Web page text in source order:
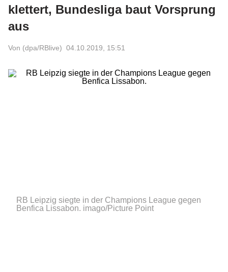
klettert, Bundesliga baut Vorsprung
aus
Von (dpa/RBlive) 04.10.2019, 15:51
RB Leipzig siegte in der Champions League gegen
Benfica Lissabon. imago/Picture Point